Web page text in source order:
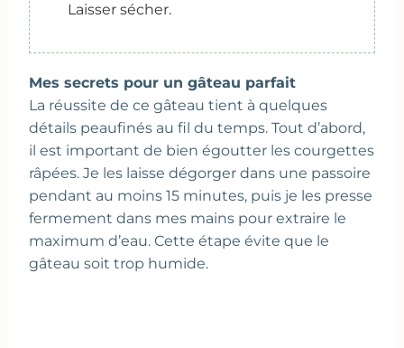
Laisser sécher.
Mes secrets pour un gâteau parfait
La réussite de ce gâteau tient à quelques
détails peaufinés au fil du temps. Tout d’abord,
il est important de bien égoutter les courgettes
râpées. Je les laisse dégorger dans une passoire
pendant au moins 15 minutes, puis je les presse
fermement dans mes mains pour extraire le
maximum d’eau. Cette étape évite que le
gâteau soit trop humide.